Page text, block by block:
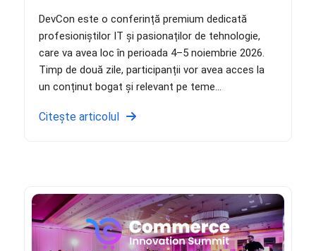
DevCon este o conferință premium dedicată
profesioniștilor IT și pasionaților de tehnologie,
care va avea loc în perioada 4–5 noiembrie 2026.
Timp de două zile, participanții vor avea acces la
un conținut bogat și relevant pe teme...
Citește articolul